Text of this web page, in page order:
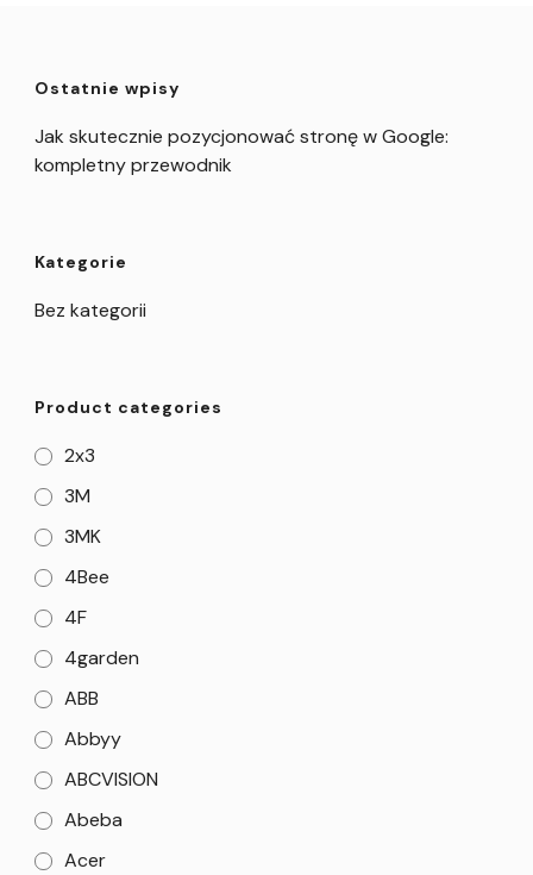
Ostatnie wpisy
Jak skutecznie pozycjonować stronę w Google:
kompletny przewodnik
Kategorie
Bez kategorii
Product categories
2x3
3M
3MK
4Bee
4F
4garden
ABB
Abbyy
ABCVISION
Abeba
Acer